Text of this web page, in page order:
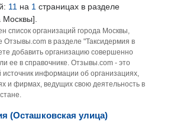
11 на 1 страницах в разделе
Москвы].
список организаций города Москвы,
Отзывы.com в разделе "Таксидермия в
добавить организацию совершенно
ее в справочнике. Отзывы.com - это
информации об организациях,
и фирмах, ведущих свою деятельность в
(Осташковская улица)